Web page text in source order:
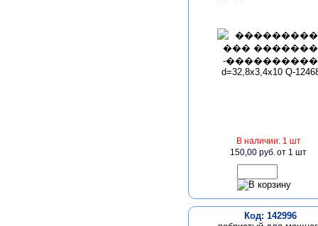
В наличии: 1 шт
150,00 руб.от 1 шт
Код: 142996